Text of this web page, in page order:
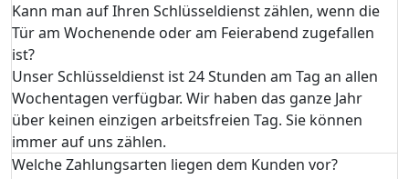
Kann man auf Ihren Schlüsseldienst zählen, wenn die
Tür am Wochenende oder am Feierabend zugefallen
ist?
Unser Schlüsseldienst ist 24 Stunden am Tag an allen
Wochentagen verfügbar. Wir haben das ganze Jahr
über keinen einzigen arbeitsfreien Tag. Sie können
immer auf uns zählen.
Welche Zahlungsarten liegen dem Kunden vor?